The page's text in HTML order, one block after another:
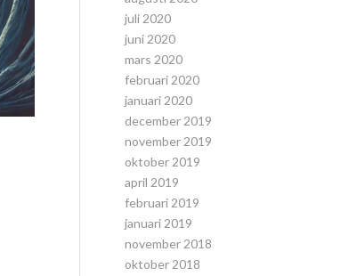
juli 2020
juni 2020
mars 2020
februari 2020
januari 2020
december 2019
november 2019
oktober 2019
april 2019
februari 2019
januari 2019
november 2018
oktober 2018